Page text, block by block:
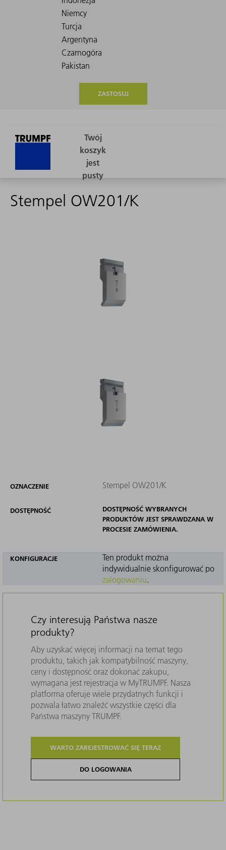
ZASTOSUJ
Stempel OW201/K
OZNACZENIE Stempel OW201/K
DOSTĘPNOŚĆ
DOSTĘPNOŚĆ WYBRANYCH
PRODUKTÓW JEST SPRAWDZANA W
PROCESIE ZAMÓWIENIA.
KONFIGURACJE
Ten produkt można
indywidualnie skonfigurować po
zalogowaniu.
Czy interesują Państwa nasze
produkty?
Aby uzyskać więcej informacji na temat tego
produktu, takich jak kompatybilność maszyny,
ceny i dostępność oraz dokonać zakupu,
wymagana jest rejestracja w MyTRUMPF. Nasza
platforma oferuje wiele przydatnych funkcji i
pozwala łatwo znaleźć wszystkie części dla
Państwa maszyny TRUMPF.
WARTO ZAREJESTROWAĆ SIĘ TERAZ
DO LOGOWANIA